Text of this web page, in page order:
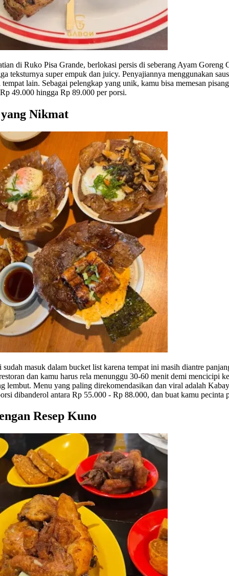
di Ruko Pisa Grande, berlokasi persis di seberang Ayam
teksturnya super empuk dan juicy. Penyajiannya menggunakan
lain. Sebagai pelengkap yang unik, kamu bisa memesan
49.000 hingga Rp 89.000 per porsi.
Nikmat
masuk dalam bucket list karena tempat ini masih diantre
dan kamu harus rela menunggu 30-60 menit demi mencicipi
lembut. Menu yang paling direkomendasikan dan viral adalah
dibanderol antara Rp 55.000 - Rp 88.000, dan buat kamu
Resep Kuno